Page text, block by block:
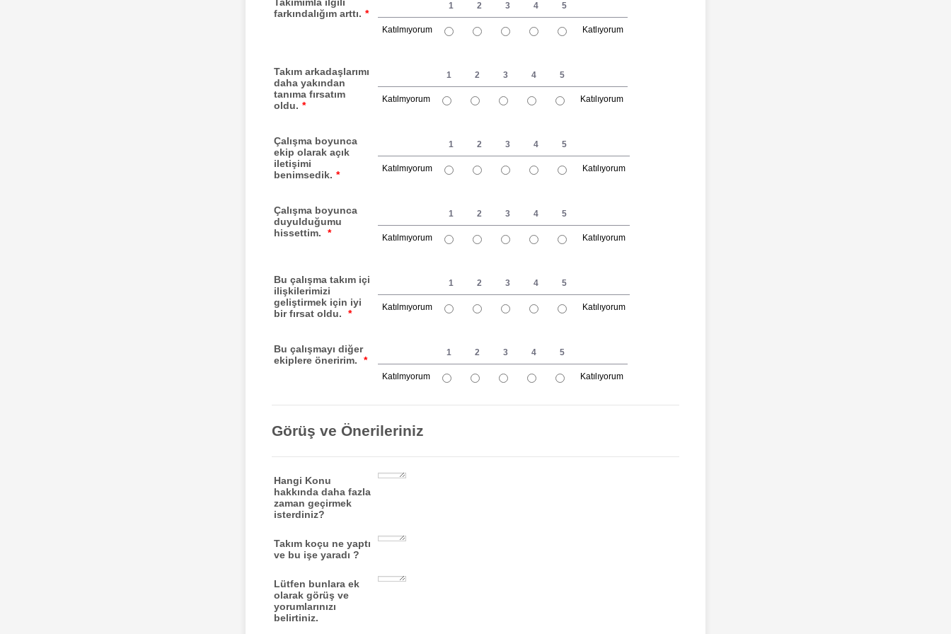
farkındalığım arttı. *
1 2 3 4 5
Katılmıyorum Katlıyorum
Takım arkadaşlarımı
daha yakından
tanıma fırsatım
oldu. *
1 2 3 4 5
Katılmyorum Katılıyorum
Çalışma boyunca
ekip olarak açık
iletişimi
benimsedik. *
1 2 3 4 5
Katılmıyorum Katılıyorum
Çalışma boyunca
duyulduğumu
hissettim.
*
1 2 3 4 5
Katılmıyorum Katılıyorum
Bu çalışma takım içi
ilişkilerimizi
geliştirmek için iyi
bir fırsat oldu.
*
1 2 3 4 5
Katılmıyorum Katılıyorum
Bu çalışmayı diğer
ekiplere öneririm.
*
1 2 3 4 5
Katılmyorum Katılıyorum
Görüş ve Önerileriniz
Hangi Konu
hakkında daha fazla
zaman geçirmek
isterdiniz?
Takım koçu ne yaptı
ve bu işe yaradı ?
Lütfen bunlara ek
olarak görüş ve
yorumlarınızı
belirtiniz.